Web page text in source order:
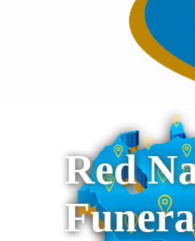
Red